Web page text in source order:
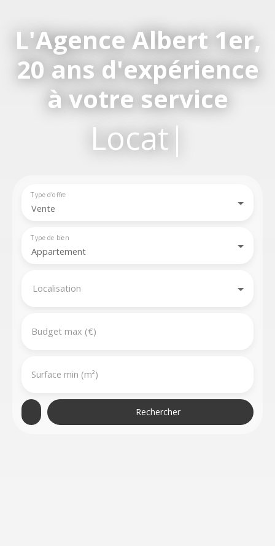
L'Agence Albert 1er,
20 ans d'expérience
à votre service
Location,
Vente
Type d'offre
Appartement
Type de bien
Localisation
Budget max (€)
Surface min (m²)
Rechercher